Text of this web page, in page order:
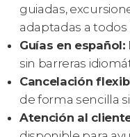
guiadas,
adaptadas a todos
Guías en español:
sin barreras
Cancelación
de forma sencilla
Atención al